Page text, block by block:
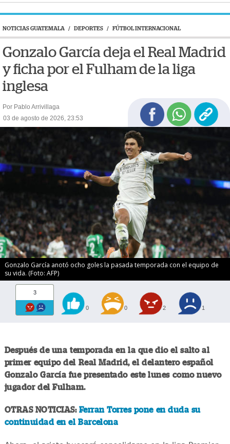
NOTICIAS GUATEMALA / DEPORTES / FÚTBOL INTERNACIONAL
Gonzalo García deja el Real Madrid
y ficha por el Fulham de la liga
inglesa
Por Pablo Arrivillaga
03 de agosto de 2026, 23:53
Gonzalo García anotó ocho goles la pasada temporada con el equipo de
su vida. (Foto: AFP)
3
0 0 2 1
Después de una temporada en la que dio el salto al
primer equipo del Real Madrid, el delantero español
Gonzalo García fue presentado este lunes como nuevo
jugador del Fulham.
OTRAS NOTICIAS: Ferran Torres pone en duda su
continuidad en el Barcelona